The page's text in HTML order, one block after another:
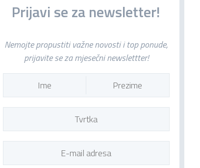
Prijavi se za newsletter!
Nemojte propustiti važne novosti i top ponude,
prijavite se za mjesečni newslettter!